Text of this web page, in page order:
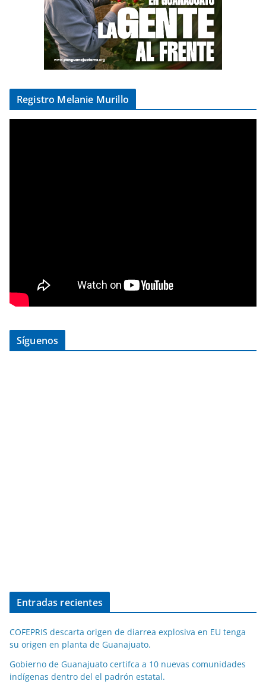
Registro Melanie Murillo
Síguenos
Entradas recientes
COFEPRIS descarta origen de diarrea explosiva en EU tenga
su origen en planta de Guanajuato.
Gobierno de Guanajuato certifca a 10 nuevas comunidades
indígenas dentro del el padrón estatal.